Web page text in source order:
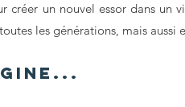
créer un nouvel essor dans un
les générations, mais aussi